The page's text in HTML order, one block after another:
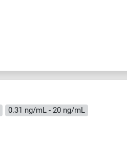
0.31 ng/mL - 20 ng/mL